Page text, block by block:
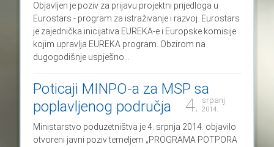
Objavljen je poziv za prijavu projektni prijedloga u
Eurostars - program za istraživanje i razvoj. Eurostars
je zajednička inicijativa EUREKA-e i Europske komisije
kojim upravlja EUREKA program. Obzirom na
dugogodišnje uspješno...
4. srpanj
2014.
Poticaji MINPO-a za MSP sa
poplavljenog područja
Ministarstvo poduzetništva je 4. srpnja 2014. objavilo
otvoreni javni poziv temeljem „PROGRAMA POTPORA